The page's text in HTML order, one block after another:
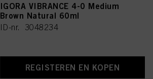
IGORA VIBRANCE 4-0 Medium
Brown Natural 60ml
ID-nr. 3048234
REGISTEREN EN KOPEN